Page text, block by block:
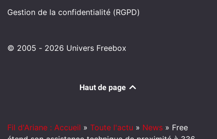
Gestion de la confidentialité (RGPD)
© 2005 - 2026 Univers Freebox
Haut de page
Fil d'Ariane : Accueil » Toute l'actu » News » Free